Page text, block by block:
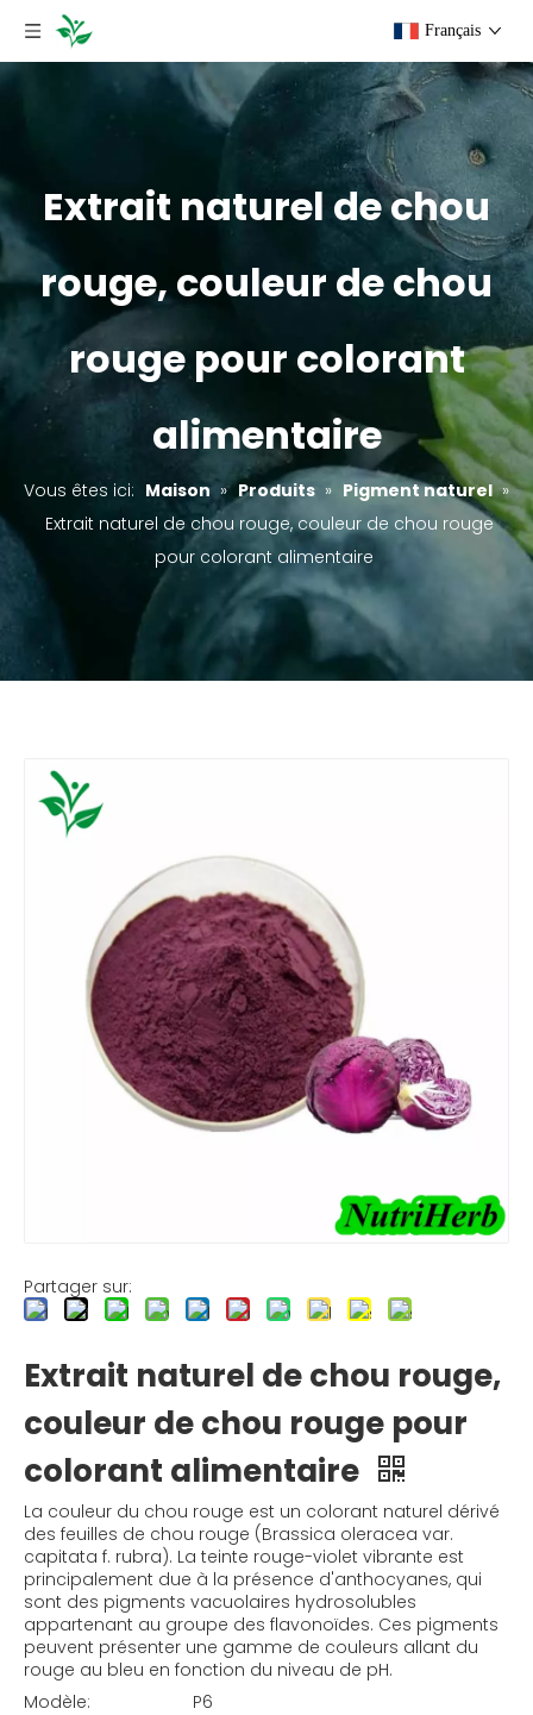
Français
Extrait naturel de chou
rouge, couleur de chou
rouge pour colorant
alimentaire
Vous êtes ici: Maison » Produits » Pigment naturel »
Extrait naturel de chou rouge, couleur de chou rouge
pour colorant alimentaire
Partager sur:
Extrait naturel de chou rouge,
couleur de chou rouge pour
colorant alimentaire
La couleur du chou rouge est un colorant naturel dérivé
des feuilles de chou rouge (Brassica oleracea var.
capitata f. rubra). La teinte rouge-violet vibrante est
principalement due à la présence d'anthocyanes, qui
sont des pigments vacuolaires hydrosolubles
appartenant au groupe des flavonoïdes. Ces pigments
peuvent présenter une gamme de couleurs allant du
rouge au bleu en fonction du niveau de pH.
Modèle:
P6